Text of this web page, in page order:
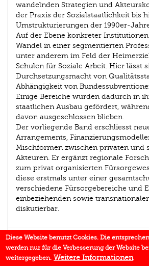
wandelnden ­Strategien und
der Praxis der Sozialstaatlichkeit bis
Umstrukturierungen der 1990er-
Auf der Ebene konkreter
Wandel in einer segmentierten
unter ­anderem im Feld der
Schulen für Soziale Arbeit. Hier lässt
Durchsetzungsmacht von
Abhängigkeit von
Einige Bereiche wurden dadurch in
staatlichen Ausbau gefördert,
davon ausgeschlossen blieben.
Der vorliegende Band erschliesst
Arrange­­ments,
Misch­formen zwischen privaten und
Akteuren. Er ergänzt regionale
zum privat organi­sierten
diese erstmals unter einer
verschiedene Fürsorge­bereiche und
einbeziehenden sowie
diskutierbar.
AUTOR/IN
EINBLICK
Diese Website benutzt Cookies. Die
werden nur für die Verbesserung der Website
weitergegeben. Weitere Informationen